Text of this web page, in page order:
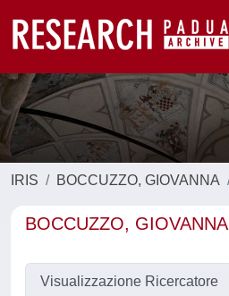
IRIS BOCCUZZO, GIOVANNA
BOCCUZZO, GIOVANNA
Visualizzazione Ricercatore